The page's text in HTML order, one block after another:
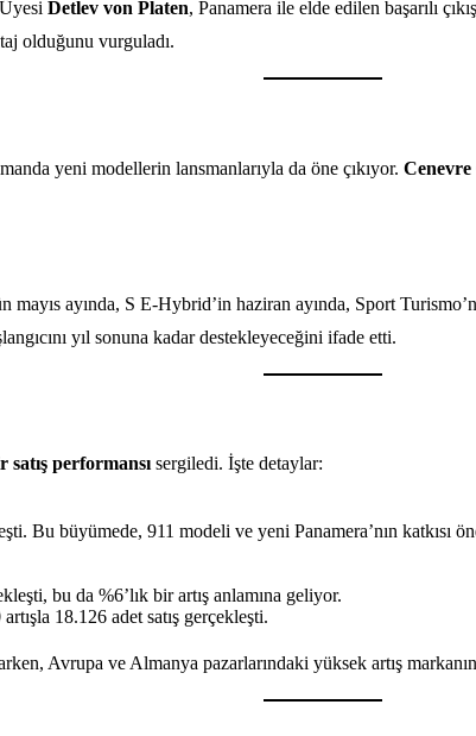
Detlev von Platen, Panamera ile elde edilen başarılı
olduğunu vurguladı.
yeni modellerin lansmanlarıyla da öne çıkıyor. Cenevre
mayıs ayında, S E-Hybrid’in haziran ayında, Sport
yıl sonuna kadar destekleyeceğini ifade etti.
performansısergiledi. İşte detaylar:
Bu büyümede, 911 modeli ve yeni Panamera’nın katkısı
bu da %6’lık bir artış anlamına geliyor.
18.126 adet satış gerçekleşti.
Avrupa ve Almanya pazarlarındaki yüksek artış